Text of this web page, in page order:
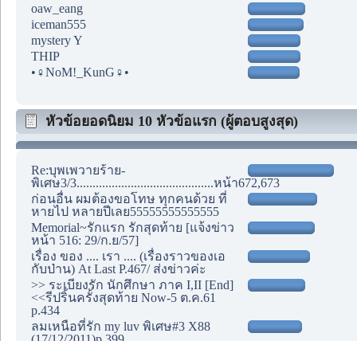
oaw_eang
iceman555
mystery Y
THIP
•♀NoM!_KunG♀•
หัวข้อยอดนิยม 10 หัวข้อแรก (ผู้ตอบสูงสุด)
Re:บุพเพวายร้าย-
พิเศษ3/3...........................................หน้า672,673
ก่อนอื่น ผมต้องขอโทษ ทุกคนด้วย ที่
หายไป หลายปีเลย55555555555555
Memorial~รักแรก รักสุดท้าย [แจ้งข่าว
หน้า 516: 29/ก.ย/57]
เรื่อง ของ .... เรา .... (เรื่องราวของเอ
กับป่าน) At Last P.467/ ส่งข่าวค่ะ
>> ระเบียงรัก นักศึกษา ภาค I,II [End]
<<รีปริ้นครั้งสุดท้าย Now-5 ต.ค.61
p.434
ลมเหนือที่รัก my luv พิเศษ#3 X88